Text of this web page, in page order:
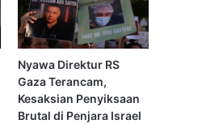
Nyawa Direktur RS
Gaza Terancam,
Kesaksian Penyiksaan
Brutal di Penjara Israel